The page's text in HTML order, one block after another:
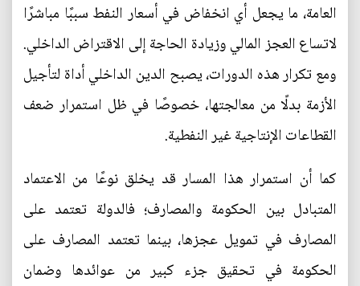
العامة، ما يجعل أي انخفاض في أسعار النفط سببًا مباشرًا
لاتساع العجز المالي وزيادة الحاجة إلى الاقتراض الداخلي.
ومع تكرار هذه الدورات، يصبح الدين الداخلي أداة لتأجيل
الأزمة بدلًا من معالجتها، خصوصًا في ظل استمرار ضعف
القطاعات الإنتاجية غير النفطية.
كما أن استمرار هذا المسار قد يخلق نوعًا من الاعتماد
المتبادل بين الحكومة والمصارف؛ فالدولة تعتمد على
المصارف في تمويل عجزها، بينما تعتمد المصارف على
الحكومة في تحقيق جزء كبير من عوائدها وضمان